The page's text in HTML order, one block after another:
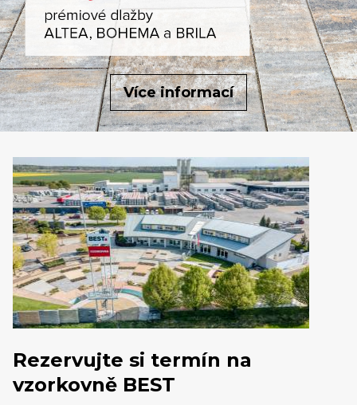
Více informací
Rezervujte si termín na
vzorkovně BEST